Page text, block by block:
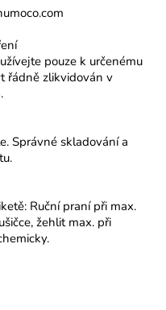
pouze k určenému
řádně zlikvidován v
Správné skladování a
Ruční praní při max.
žehlit max. při